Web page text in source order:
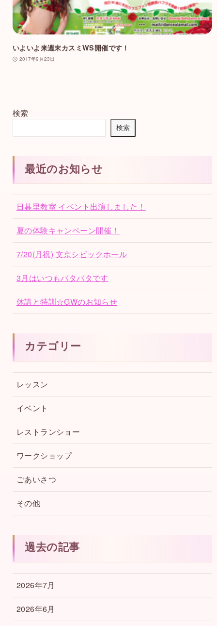
いよいよ来週末カスミWS開催です！
2017年9月23日
検索
検索
最近のお知らせ
日暮里教室 イベント出演しました！
夏の体験キャンペーン開催！
7/20(月祝) 文京シビックホール
3月はいつもバタバタです
休講と特訓☆GWのお知らせ
カテゴリー
レッスン
イベント
レストランショー
ワークショップ
ごあいさつ
その他
過去の記事
2026年7月
2026年6月